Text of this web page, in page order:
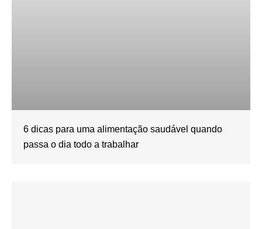
6 dicas para uma alimentação saudável quando
passa o dia todo a trabalhar